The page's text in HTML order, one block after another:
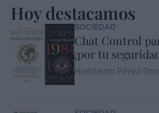
Hoy destacamos
SOCIEDAD
Chat Control
¡por tu